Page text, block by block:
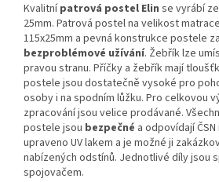
Kvalitnípatrová postel Elin se vyrábí
25mm. Patrová postel na velikost
115x25mm a pevná konstrukce postele
bezproblémové užívání. Žebřík lze
pravou stranu. Příčky a žebřík mají
postele jsou dostatečně vysoké pro
osoby i na spodním lůžku. Pro celkovou
zpracování jsou velice prodávané.
postele jsou bezpečné a odpovídají
upraveno UV lakem a je možné ji
nabízených odstínů. Jednotlivé díly jsou
spojovačem.